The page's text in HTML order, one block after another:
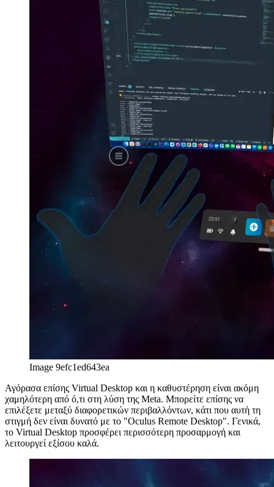
Image 9efc1ed643ea
Αγόρασα επίσης Virtual Desktop και η καθυστέρηση είναι ακόμη
χαμηλότερη από ό,τι στη λύση της Meta. Μπορείτε επίσης να
επιλέξετε μεταξύ διαφορετικών περιβαλλόντων, κάτι που αυτή τη
στιγμή δεν είναι δυνατό με το "Oculus Remote Desktop". Γενικά,
το Virtual Desktop προσφέρει περισσότερη προσαρμογή και